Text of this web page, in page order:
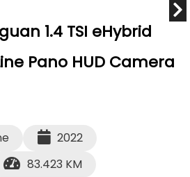
1.4 TSI eHybrid
Pano HUD Camera
2022
83.423 KM